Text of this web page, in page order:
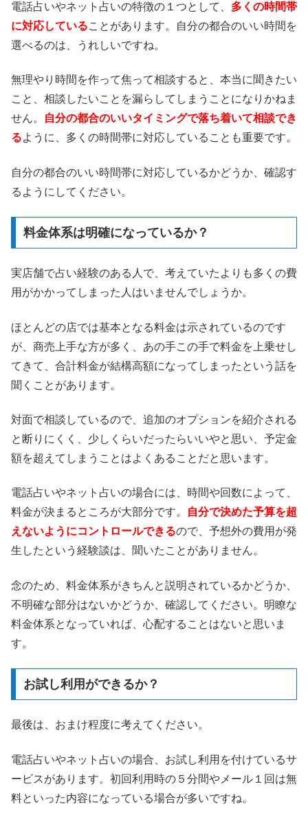
電話占いやネット占いの特徴の１つとして、 多くの時間帯
に対応していることがあります。自分の都合のいい時間を
選べるのは、うれしいですね。
無理やり時間を作って焦って相談すると、本当に聞きたい
こと、相談したいことを漏らしてしまうことになりかねま
せん。
自分の都合のいいタイミングで落ち着いて相談でき
るように、多くの時間帯に対応していることも重要です。
自分の都合のいい時間帯に対応しているかどうか、確認す
るようにしてください。
料金体系は明確になっているか？
実店舗で占い経験のある人で、考えていたよりも多くの費
用がかかってしまった人はいませんでしょうか。
ほとんどの店では基本となる料金は示されているのです
が、商売上手な方が多く、あの手この手で料金を上乗せし
てきて、合計料金が結構高額になってしまったという話を
聞くことがあります。
対面で相談しているので、追加のオプションを紹介される
と断りにくく、少しくらいだったらいいやと思い、予定金
額を超えてしまうことはよくあることだと思います。
電話占いやネット占いの場合には、時間や回数によって、
料金が決まるところが大部分です。
自分で決めた予算を超
えないようにコントロールできるので、予想外の費用が発
生したという経験談は、聞いたことがありません。
念のため、料金体系がきちんと説明されているかどうか、
不明確な部分はないかどうか、確認してください。明瞭な
料金体系となっていれば、心配することはないと思いま
す。
お試し利用ができるか？
最後は、おまけ程度に考えてください。
電話占いやネット占いの場合、お試し利用を付けているサ
ービスがあります。初回利用時の５分間やメール１回は無
料といった内容になっている場合が多いですね。